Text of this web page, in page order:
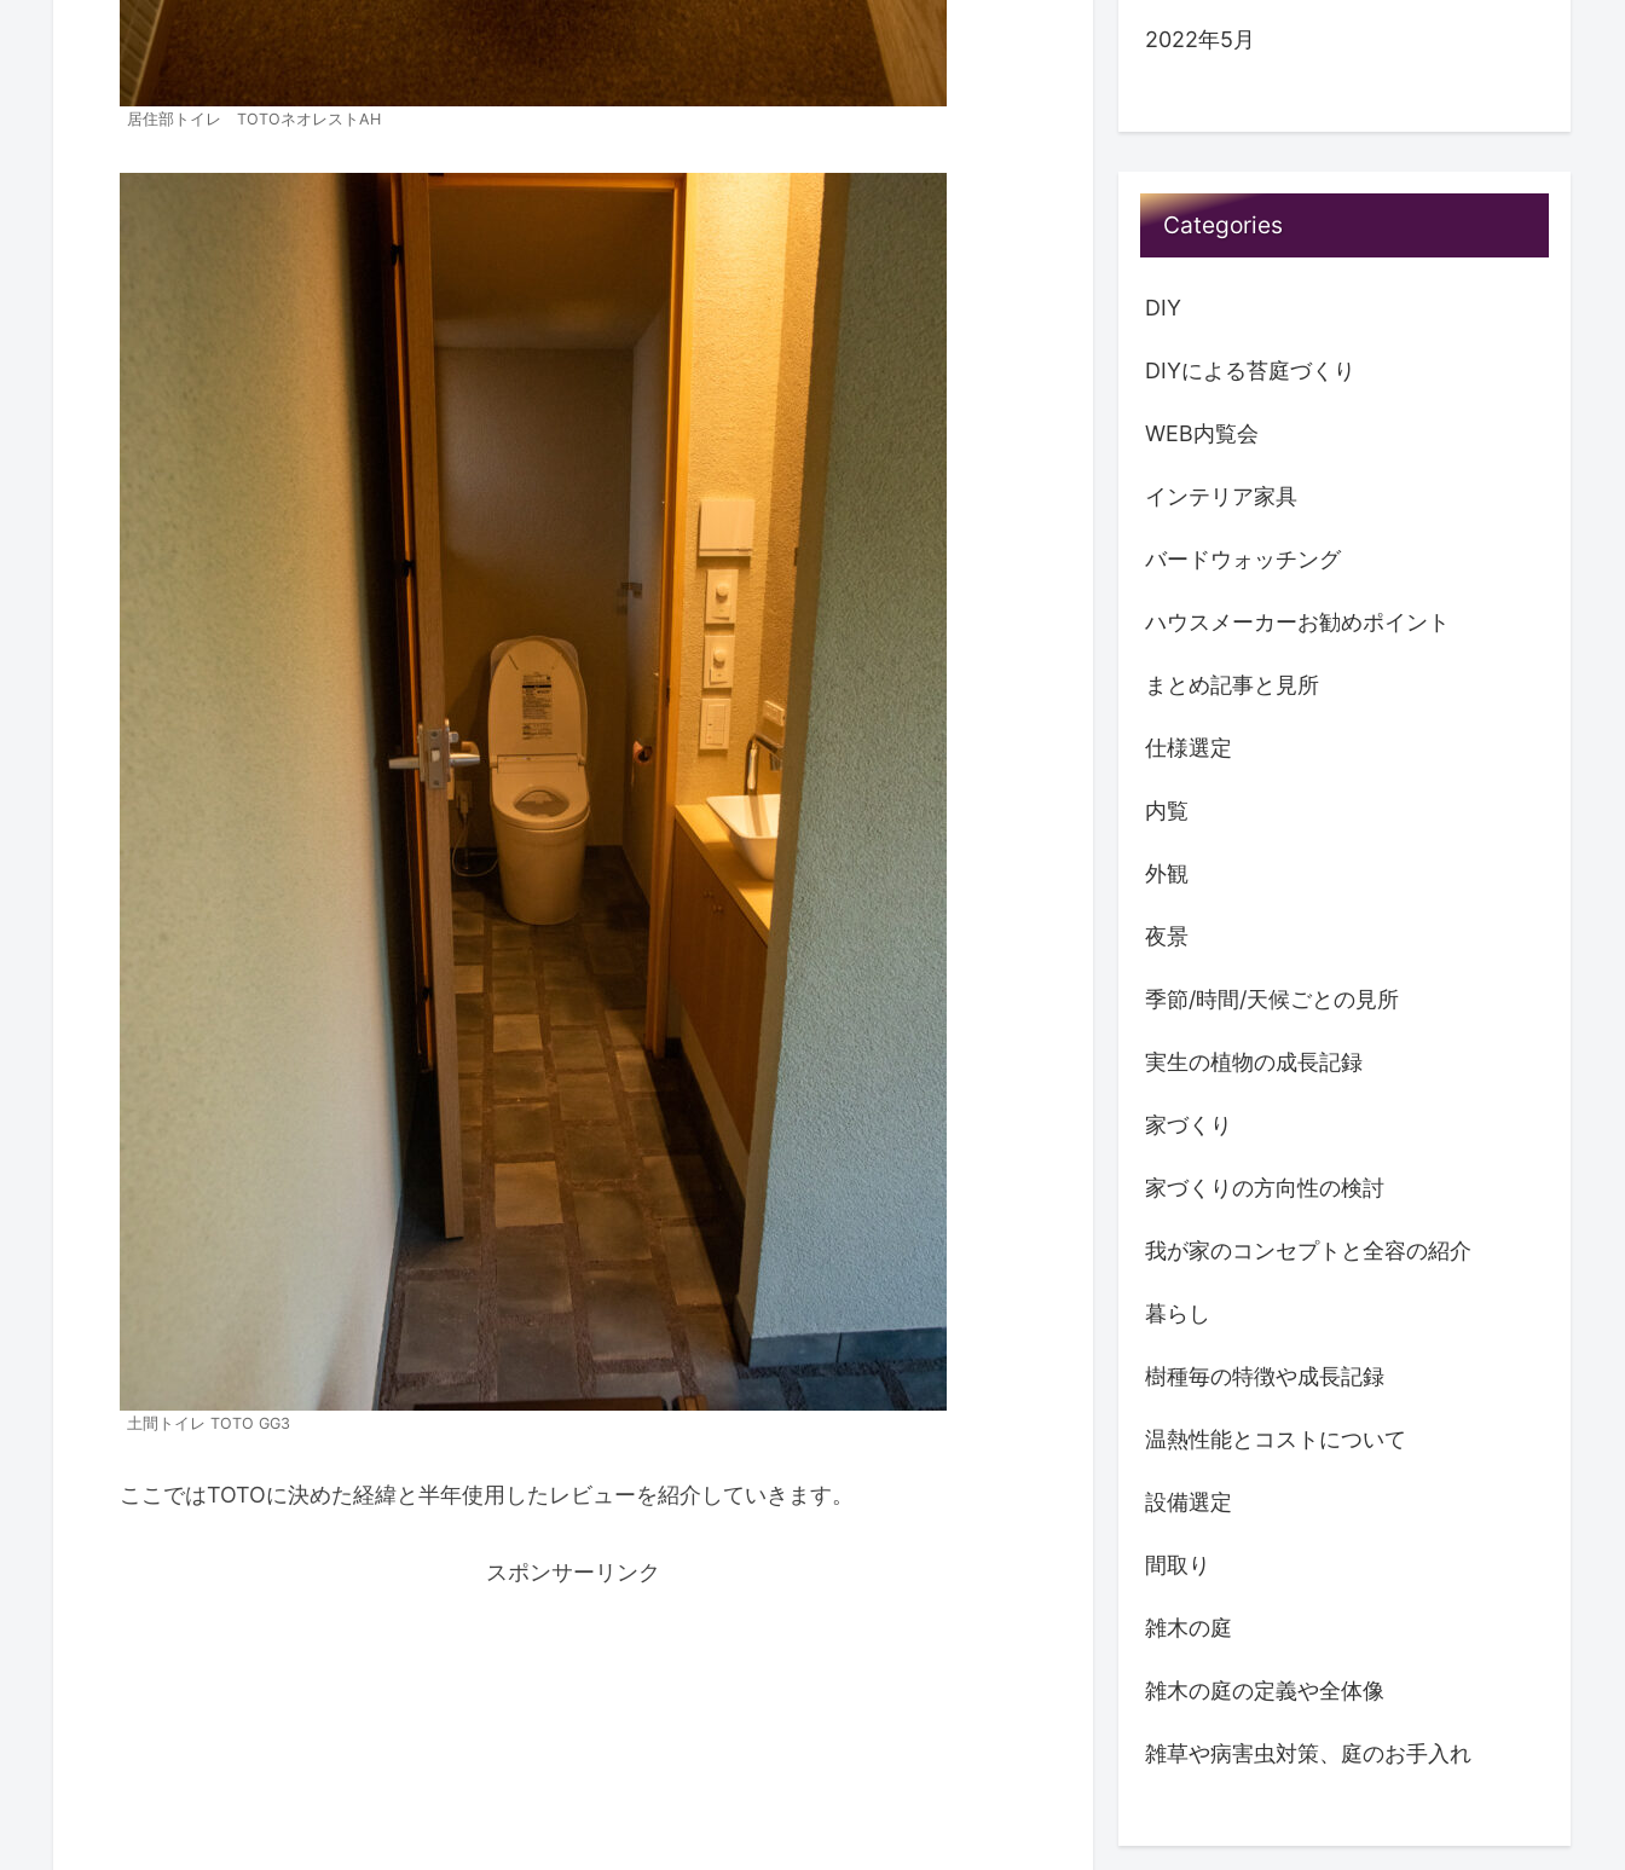
居住部トイレ TOTOネオレストAH
土間トイレ TOTO GG3
ここではTOTOに決めた経緯と半年使用したレビューを紹介していきます。
スポンサーリンク
2022年5月
Categories
DIY
DIYによる苔庭づくり
WEB内覧会
インテリア家具
バードウォッチング
ハウスメーカーお勧めポイント
まとめ記事と見所
仕様選定
内覧
外観
夜景
季節/時間/天候ごとの見所
実生の植物の成長記録
家づくり
家づくりの方向性の検討
我が家のコンセプトと全容の紹介
暮らし
樹種毎の特徴や成長記録
温熱性能とコストについて
設備選定
間取り
雑木の庭
雑木の庭の定義や全体像
雑草や病害虫対策、庭のお手入れ